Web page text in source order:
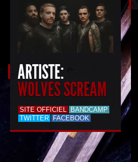
ARTISTE:
WOLVES SCREAM
SITE OFFICIEL
BANDCAMP
TWITTER
FACEBOOK